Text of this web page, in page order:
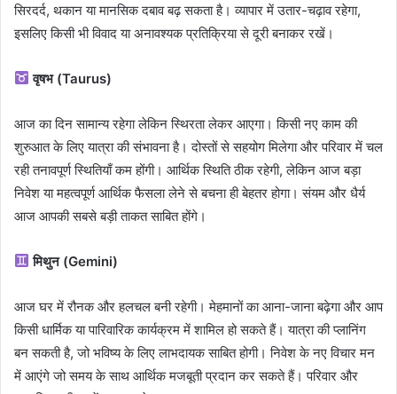
सिरदर्द, थकान या मानसिक दबाव बढ़ सकता है। व्यापार में उतार-चढ़ाव रहेगा,
इसलिए किसी भी विवाद या अनावश्यक प्रतिक्रिया से दूरी बनाकर रखें।
वृषभ (Taurus)
आज का दिन सामान्य रहेगा लेकिन स्थिरता लेकर आएगा। किसी नए काम की
शुरुआत के लिए यात्रा की संभावना है। दोस्तों से सहयोग मिलेगा और परिवार में चल
रही तनावपूर्ण स्थितियाँ कम होंगी। आर्थिक स्थिति ठीक रहेगी, लेकिन आज बड़ा
निवेश या महत्वपूर्ण आर्थिक फैसला लेने से बचना ही बेहतर होगा। संयम और धैर्य
आज आपकी सबसे बड़ी ताकत साबित होंगे।
मिथुन (Gemini)
आज घर में रौनक और हलचल बनी रहेगी। मेहमानों का आना-जाना बढ़ेगा और आप
किसी धार्मिक या पारिवारिक कार्यक्रम में शामिल हो सकते हैं। यात्रा की प्लानिंग
बन सकती है, जो भविष्य के लिए लाभदायक साबित होगी। निवेश के नए विचार मन
में आएंगे जो समय के साथ आर्थिक मजबूती प्रदान कर सकते हैं। परिवार और